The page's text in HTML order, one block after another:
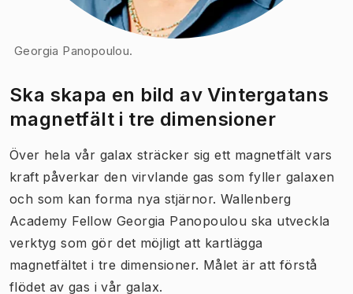
Georgia Panopoulou.
Ska skapa en bild av Vintergatans
magnetfält i tre dimensioner
Över hela vår galax sträcker sig ett magnetfält vars
kraft påverkar den virvlande gas som fyller galaxen
och som kan forma nya stjärnor. Wallenberg
Academy Fellow Georgia Panopoulou ska utveckla
verktyg som gör det möjligt att kartlägga
magnetfältet i tre dimensioner. Målet är att förstå
flödet av gas i vår galax.